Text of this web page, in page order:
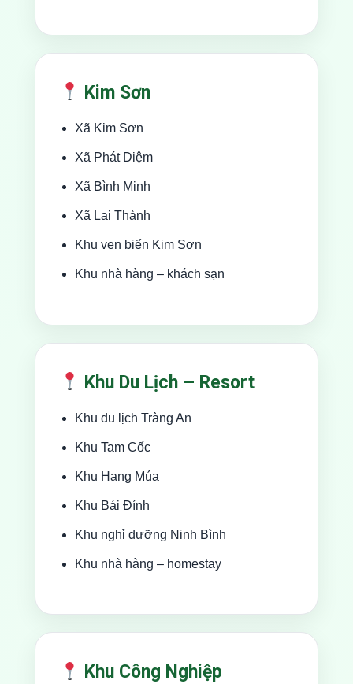
Kim Sơn
Xã Kim Sơn
Xã Phát Diệm
Xã Bình Minh
Xã Lai Thành
Khu ven biển Kim Sơn
Khu nhà hàng – khách sạn
Khu Du Lịch – Resort
Khu du lịch Tràng An
Khu Tam Cốc
Khu Hang Múa
Khu Bái Đính
Khu nghỉ dưỡng Ninh Bình
Khu nhà hàng – homestay
Khu Công Nghiệp